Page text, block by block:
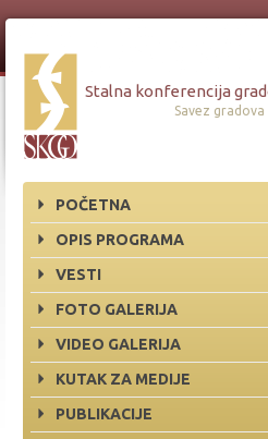
Stalna konferencija
Savez
POČETNA
OPIS PROGRAMA
VESTI
FOTO GALERIJA
VIDEO GALERIJA
KUTAK ZA MEDIJE
PUBLIKACIJE